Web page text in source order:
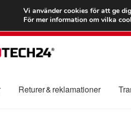
FRAKT från 75 kr
Returer & reklamationer
Vi använder cookies för att ge
För mer information om vilka